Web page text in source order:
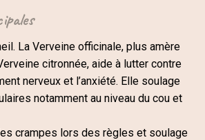
La Verveine officinale, plus amère
citronnée, aide à lutter contre
nerveux et l’anxiété. Elle soulage
notamment au niveau du cou et
crampes lors des règles et soulage